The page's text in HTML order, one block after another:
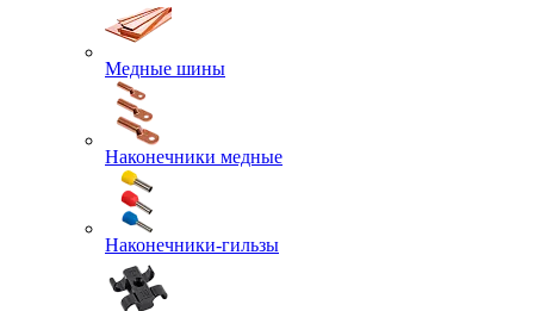
Медные шины
Наконечники медные
Наконечники-гильзы